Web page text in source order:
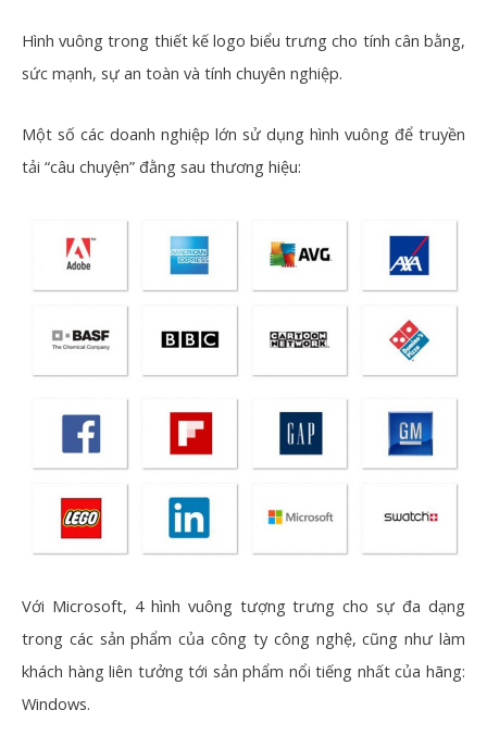
Hình vuông trong thiết kế logo biểu trưng cho tính cân bằng,
sức mạnh, sự an toàn và tính chuyên nghiệp.
Một số các doanh nghiệp lớn sử dụng hình vuông để truyền
tải “câu chuyện” đằng sau thương hiệu:
Với Microsoft, 4 hình vuông tượng trưng cho sự đa dạng
trong các sản phẩm của công ty công nghệ, cũng như làm
khách hàng liên tưởng tới sản phẩm nổi tiếng nhất của hãng:
Windows.